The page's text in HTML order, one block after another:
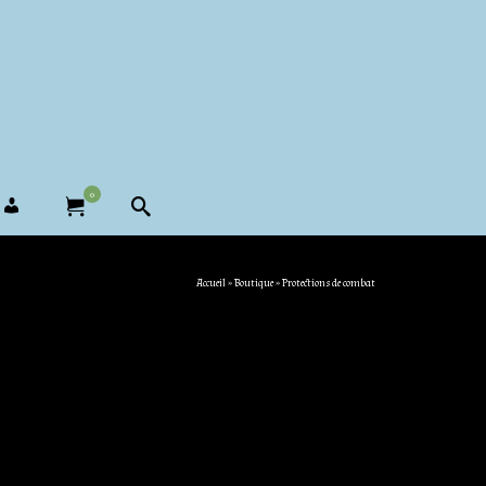
0
Accueil»Boutique»Protections de combat